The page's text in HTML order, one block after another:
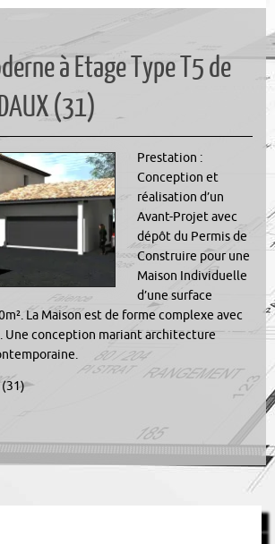
à Etage Type T5 de
(31)
Prestation :
Conception et
réalisation d’un
Avant-Projet avec
dépôt du Permis de
Construire pour une
Maison Individuelle
d’une surface
La Maison est de forme complexe avec
Une conception mariant architecture
(31)